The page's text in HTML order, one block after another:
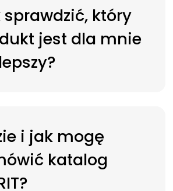
sprawdzić, który
jest dla mnie
i jak mogę
katalog